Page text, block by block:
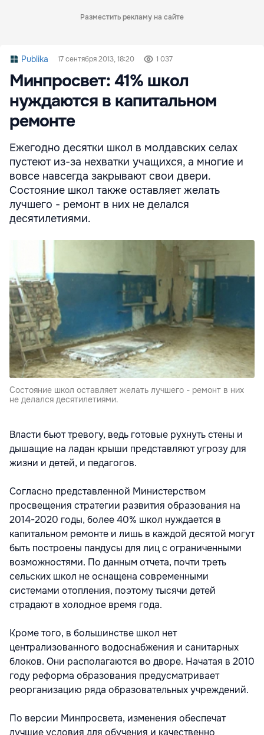
Разместить рекламу на сайте
Publika 17 сентября 2013, 18:20 1 037
Минпросвет: 41% школ
нуждаются в капитальном
ремонте
Ежегодно десятки школ в молдавских селах
пустеют из-за нехватки учащихся, а многие и
вовсе навсегда закрывают свои двери.
Состояние школ также оставляет желать
лучшего - ремонт в них не делался
десятилетиями.
Состояние школ оставляет желать лучшего - ремонт в них
не делался десятилетиями.
Власти бьют тревогу, ведь готовые рухнуть стены и
дышащие на ладан крыши представляют угрозу для
жизни и детей, и педагогов.
Согласно представленной Министерством
просвещения стратегии развития образования на
2014-2020 годы, более 40% школ нуждается в
капитальном ремонте и лишь в каждой десятой могут
быть построены пандусы для лиц с ограниченными
возможностями. По данным отчета, почти треть
сельских школ не оснащена современными
системами отопления, поэтому тысячи детей
страдают в холодное время года.
Кроме того, в большинстве школ нет
централизованного водоснабжения и санитарных
блоков. Они располагаются во дворе. Начатая в 2010
году реформа образования предусматривает
реорганизацию ряда образовательных учреждений.
По версии Минпросвета, изменения обеспечат